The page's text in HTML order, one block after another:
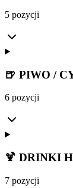
5 pozycji
🍺 PIWO /
6 pozycji
🍹 DRINKI
7 pozycji